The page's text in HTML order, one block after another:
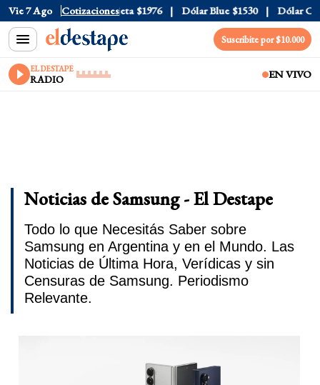
Vie 7 Ago Cotizaciones
$1520 Dólar Tarjeta $1976 Dólar Blue $1530 Dólar CCL
Suscribite por $10.000
EL DESTAPE
RADIO EN VIVO
Noticias de Samsung - El Destape
Todo lo que Necesitás Saber sobre
Samsung en Argentina y en el Mundo. Las
Noticias de Última Hora, Verídicas y sin
Censuras de Samsung. Periodismo
Relevante.